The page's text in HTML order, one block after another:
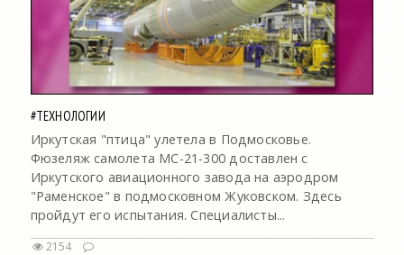
#ТЕХНОЛОГИИ
Иркутская "птица" улетела в Подмосковье.
Фюзеляж самолета МС-21-300 доставлен с
Иркутского авиационного завода на аэродром
"Раменское" в подмосковном Жуковском. Здесь
пройдут его испытания. Специалисты...
2154